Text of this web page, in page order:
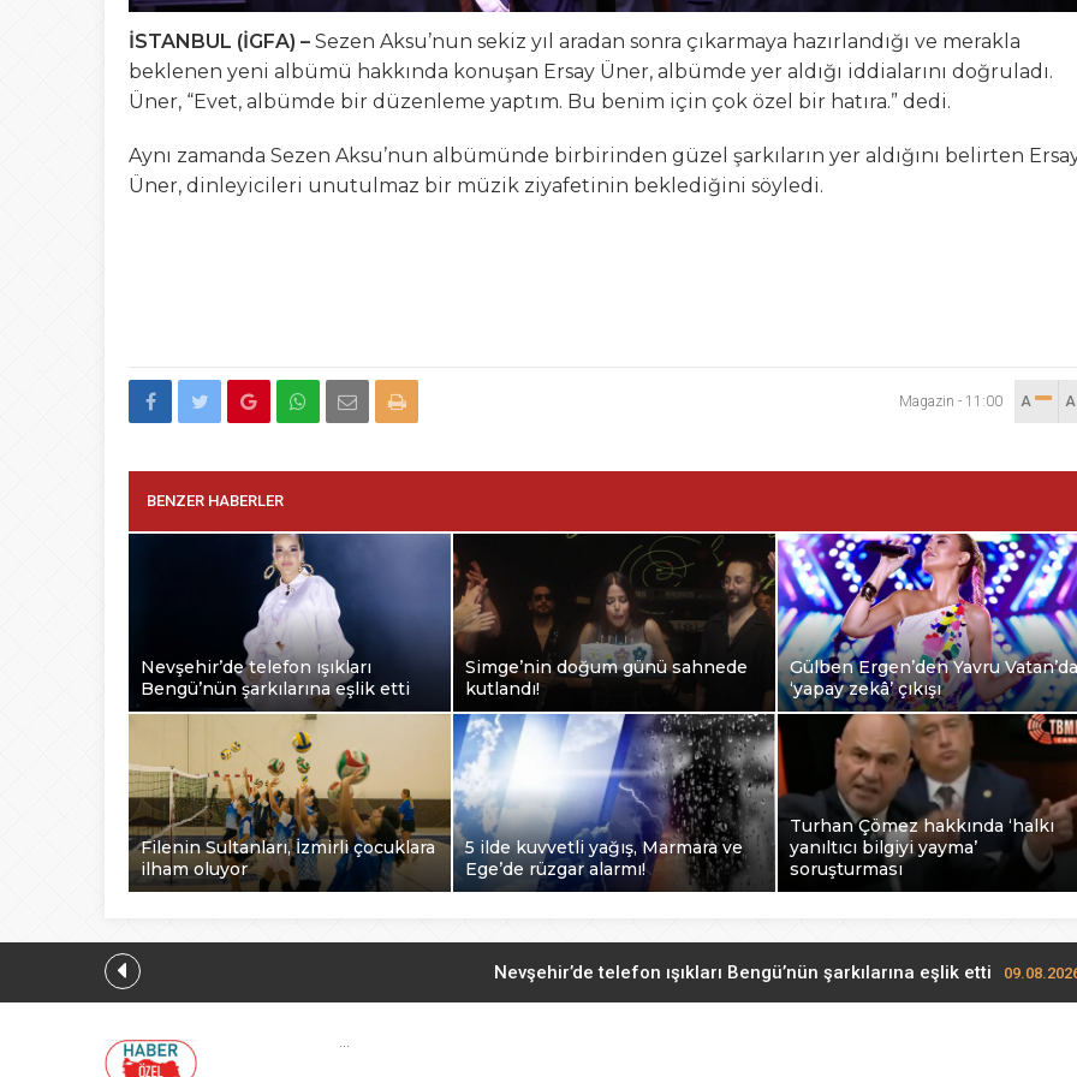
İSTANBUL (İGFA) – Sezen Aksu’nun sekiz yıl aradan sonra çıkarmaya hazırlandığı ve merakla
beklenen yeni albümü hakkında konuşan Ersay Üner, albümde yer aldığı iddialarını doğruladı.
Üner, “Evet, albümde bir düzenleme yaptım. Bu benim için çok özel bir hatıra.” dedi.
Aynı zamanda Sezen Aksu’nun albümünde birbirinden güzel şarkıların yer aldığını belirten
Üner, dinleyicileri unutulmaz bir müzik ziyafetinin beklediğini söyledi.
Magazin - 11:00 A
BENZER HABERLER
Nevşehir’de telefon ışıkları
Bengü’nün şarkılarına eşlik etti
Simge’nin doğum günü sahnede
kutlandı!
Gülben Ergen’den Yavru Vatan’da
‘yapay zekâ’ çıkışı
Filenin Sultanları, İzmirli çocuklara
ilham oluyor
5 ilde kuvvetli yağış, Marmara ve
Ege’de rüzgar alarmı!
Turhan Çömez hakkında ‘halkı
yanıltıcı bilgiyi yayma’
soruşturması
Nevşehir’de telefon ışıkları Bengü’nün şarkılarına eşlik etti
...